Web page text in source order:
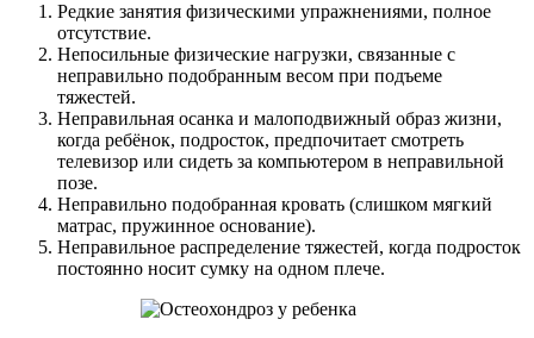
Редкие занятия физическими упражнениями, полное
отсутствие.
Непосильные физические нагрузки, связанные с
неправильно подобранным весом при подъеме
тяжестей.
Неправильная осанка и малоподвижный образ жизни,
когда ребёнок, подросток, предпочитает смотреть
телевизор или сидеть за компьютером в неправильной
позе.
Неправильно подобранная кровать (слишком мягкий
матрас, пружинное основание).
Неправильное распределение тяжестей, когда подросток
постоянно носит сумку на одном плече.